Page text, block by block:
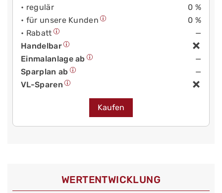
• regulär
0 %
• für unsere Kunden
0 %
• Rabatt
—
Handelbar
Einmalanlage ab
—
Sparplan ab
—
VL-Sparen
Kaufen
WERT­ENTWICKLUNG